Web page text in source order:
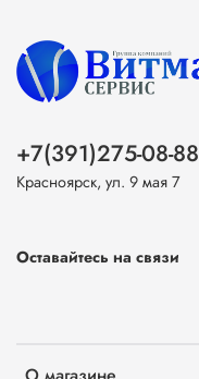
+7(391)275-08-88
Красноярск, ул. 9 мая 7
Оставайтесь на связи